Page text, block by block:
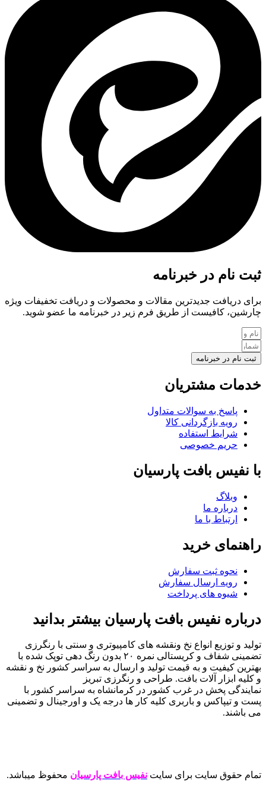
ثبت نام در خبرنامه
برای دریافت جدیدترین مقالات و محصولات و دریافت تخفیفات ویژه
چارشین، کافیست از طریق فرم زیر در خبرنامه ما عضو شوید.
ثبت نام در خبرنامه
خدمات مشتریان
پاسخ به سوالات متداول
رویه بازگردانی کالا
شرایط استفاده
حریم خصوصی
با نفیس بافت پارسیان
وبلاگ
درباره ما
ارتباط با ما
راهنمای خرید
نحوه ثبت سفارش
رویه ارسال سفارش
شیوه های پرداخت
درباره نفیس بافت پارسیان بیشتر بدانید
تولید و توزیع انواع نخ ونقشه های کامپیوتری و سنتی با رنگرزی
تضمینی شفاف و کریستالی نمره ۲۰ بدون رنگ دهی توپک شده با
بهترین کیفیت و به قیمت تولید و ارسال به سراسر کشور نخ و نقشه
و کلیه ابزار آلات بافت. طراحی و رنگرزی تبریز
نمایندگی پخش در غرب کشور در کرمانشاه به سراسر کشور با
پست و تیپاکس و باربری کلیه کار ها درجه یک و اورجینال و تضمینی
می باشند.
تمام حقوق سایت برای سایت نفیس بافت پارسیان محفوظ میباشد.